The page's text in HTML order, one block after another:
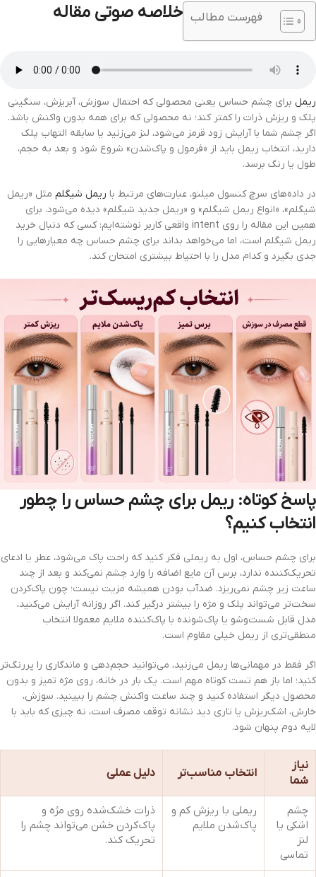
فهرست مطالب خلاصه صوتی مقاله
ریمل برای چشم حساس یعنی محصولی که احتمال سوزش، آبریزش، سنگینی
پلک و ریزش ذرات را کمتر کند؛ نه محصولی که برای همه بدون واکنش باشد.
اگر چشم شما با آرایش زود قرمز می‌شود، لنز می‌زنید یا سابقه التهاب پلک
دارید، انتخاب ریمل باید از «فرمول و پاک‌شدن» شروع شود و بعد به حجم،
طول یا رنگ برسد.
در داده‌های سرچ کنسول میلنو، عبارت‌های مرتبط با ریمل شیگلم مثل «ریمل
شیگلم»، «انواع ریمل شیگلم» و «ریمل جدید شیگلم» دیده می‌شود. برای
همین این مقاله را روی intent واقعی کاربر نوشته‌ایم: کسی که دنبال خرید
ریمل شیگلم است، اما می‌خواهد بداند برای چشم حساس چه معیارهایی را
جدی بگیرد و کدام مدل را با احتیاط بیشتری امتحان کند.
پاسخ کوتاه: ریمل برای چشم حساس را چطور
انتخاب کنیم؟
برای چشم حساس، اول به ریملی فکر کنید که راحت پاک می‌شود، عطر یا ادعای
تحریک‌کننده ندارد، برس آن مایع اضافه را وارد چشم نمی‌کند و بعد از چند
ساعت زیر چشم نمی‌ریزد. ضدآب بودن همیشه مزیت نیست؛ چون پاک‌کردن
سخت‌تر می‌تواند پلک و مژه را بیشتر درگیر کند. اگر روزانه آرایش می‌کنید،
مدل قابل شست‌وشو یا پاک‌شونده با پاک‌کننده ملایم معمولا انتخاب
منطقی‌تری از ریمل خیلی مقاوم است.
اگر فقط در مهمانی‌ها ریمل می‌زنید، می‌توانید حجم‌دهی و ماندگاری را پررنگ‌تر
کنید؛ اما باز هم تست کوتاه مهم است. یک بار در خانه، روی مژه تمیز و بدون
محصول دیگر استفاده کنید و چند ساعت واکنش چشم را ببینید. سوزش،
خارش، اشک‌ریزش یا تاری دید نشانه توقف مصرف است، نه چیزی که باید با
لایه دوم پنهان شود.
نیاز
شما
انتخاب مناسب‌تر دلیل عملی
چشم
اشکی یا
لنز
تماسی
ریملی با ریزش کم و
پاک‌شدن ملایم
ذرات خشک‌شده روی مژه و
پاک‌کردن خشن می‌تواند چشم را
تحریک کند.